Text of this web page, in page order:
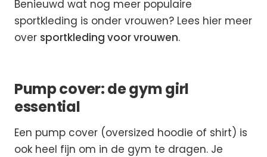
Benieuwd wat nog meer populaire
sportkleding is onder vrouwen? Lees hier meer
over sportkleding voor vrouwen.
Pump cover: de gym girl
essential
Een pump cover (oversized hoodie of shirt) is
ook heel fijn om in de gym te dragen. Je